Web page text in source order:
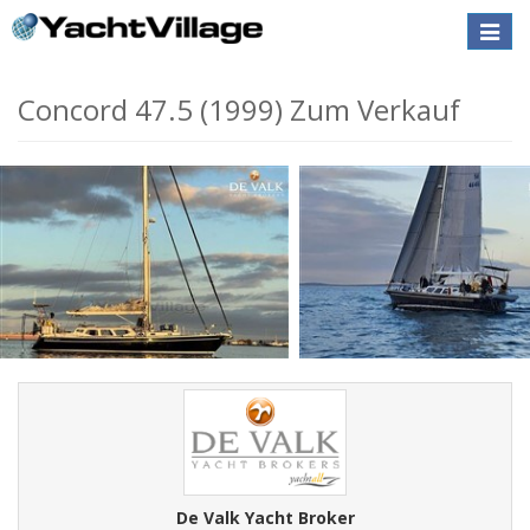
Toggle
Concord 47.5 (1999) Zum Verkauf
De Valk Yacht Broker